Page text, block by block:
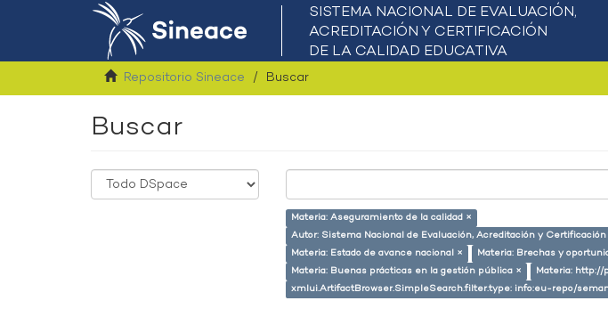
Repositorio Sineace Buscar
Buscar
Materia: Aseguramiento de la calidad ×
Autor: Sistema Nacional de Evaluación, Acreditación y
Materia: Estado de avance nacional ×
Materia: Brechas y
Materia: Buenas prácticas en la gestión pública ×
Materia: http://
xmlui.ArtifactBrowser.SimpleSearch.filter.type: info:eu-repo/